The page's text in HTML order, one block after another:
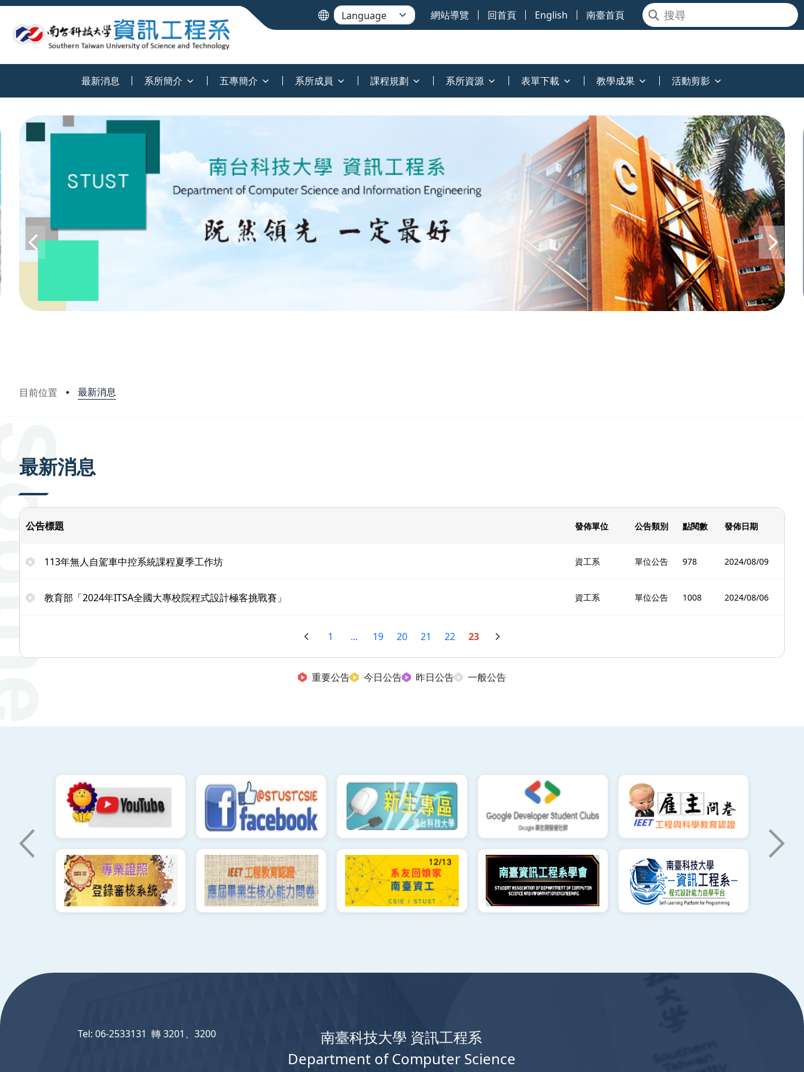
網站導覽 回首頁 English 南臺首頁
最新消息 系所簡介 五專簡介 系所成員 課程規劃 系所資源 表單下載 教學成果 活動剪影
目前位置 最新消息
最新消息
公告標題 發佈單位 公告類別 點閱數 發佈日期
113年無人自駕車中控系統課程夏季工作坊 資工系 單位公告 978 2024/08/09
教育部「2024年ITSA全國大專校院程式設計極客挑戰賽」 資工系 單位公告 1008 2024/08/06
1 ... 19 20 21 22 23
重要公告 今日公告 昨日公告 一般公告
南臺科技大學 資訊工程系
Department of Computer Science
Tel: 06-2533131 轉 3201、3200